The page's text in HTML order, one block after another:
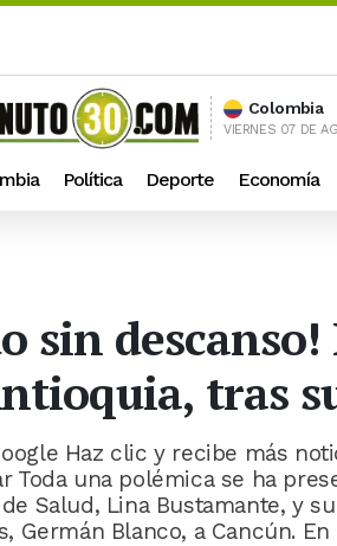
Colombia
VIERNES 07 DE
Política Deporte Economía
sin
tras
Haz clic y recibe más
Toda una polémica se ha
Salud, Lina Bustamante, y
Germán Blanco, a Cancún.